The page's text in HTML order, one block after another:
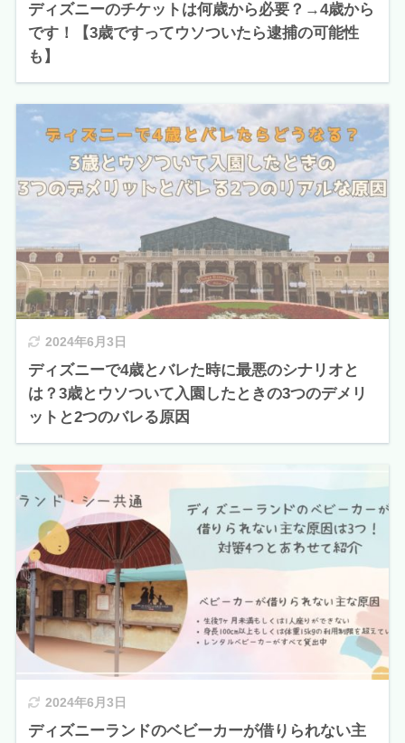
ディズニーのチケットは何歳から必要？→4歳から
です！【3歳ですってウソついたら逮捕の可能性
も】
2024年6月3日
ディズニーで4歳とバレた時に最悪のシナリオと
は？3歳とウソついて入園したときの3つのデメリ
ットと2つのバレる原因
2024年6月3日
ディズニーランドのベビーカーが借りられない主